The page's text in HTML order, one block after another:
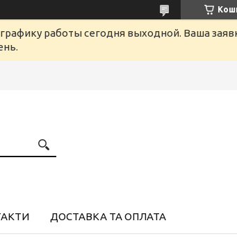
работы сегодня выходной. Ваша
ДОСТАВКА ТА ОПЛАТА